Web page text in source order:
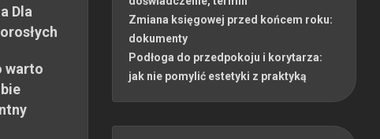
Zmiana księgowej przed końcem roku:
dokumenty
Podłoga do przedpokoju i korytarza:
jak nie pomylić estetyki z praktyką
Dla
warto